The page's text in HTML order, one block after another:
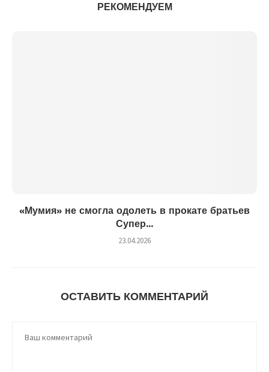
РЕКОМЕНДУЕМ
«Мумия» не смогла одолеть в прокате братьев
Супер...
23.04.2026
ОСТАВИТЬ КОММЕНТАРИЙ